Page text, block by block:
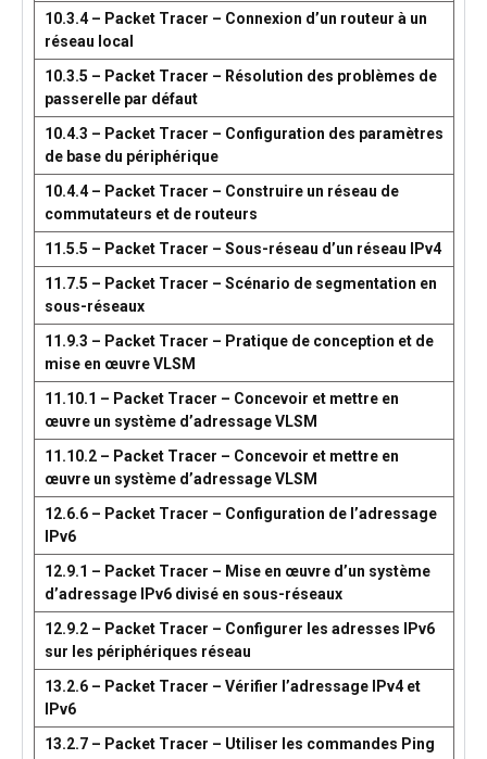
10.3.4 – Packet Tracer – Connexion d’un routeur à un
réseau local
10.3.5 – Packet Tracer – Résolution des problèmes de
passerelle par défaut
10.4.3 – Packet Tracer – Configuration des paramètres
de base du périphérique
10.4.4 – Packet Tracer – Construire un réseau de
commutateurs et de routeurs
11.5.5 – Packet Tracer – Sous-réseau d’un réseau IPv4
11.7.5 – Packet Tracer – Scénario de segmentation en
sous-réseaux
11.9.3 – Packet Tracer – Pratique de conception et de
mise en œuvre VLSM
11.10.1 – Packet Tracer – Concevoir et mettre en
œuvre un système d’adressage VLSM
11.10.2 – Packet Tracer – Concevoir et mettre en
œuvre un système d’adressage VLSM
12.6.6 – Packet Tracer – Configuration de l’adressage
IPv6
12.9.1 – Packet Tracer – Mise en œuvre d’un système
d’adressage IPv6 divisé en sous-réseaux
12.9.2 – Packet Tracer – Configurer les adresses IPv6
sur les périphériques réseau
13.2.6 – Packet Tracer – Vérifier l’adressage IPv4 et
IPv6
13.2.7 – Packet Tracer – Utiliser les commandes Ping